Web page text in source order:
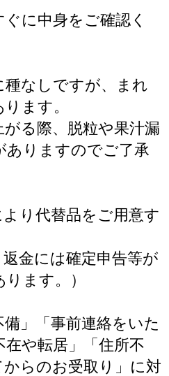
に中身をご確認く
なしですが、まれ
ます。
る際、脱粒や果汁漏
ありますのでご了承
り代替品をご用意す
返金には確定申告等が
ます。）
」「事前連絡をいた
や転居」「住所不
らのお受取り」に対